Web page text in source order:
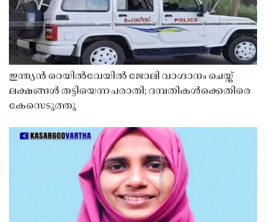
ഇന്ത്യൻ റെയിൽവേയിൽ ജോലി വാഗ്ദാനം ചെയ്ത്
ലക്ഷങ്ങൾ തട്ടിയെന്ന പരാതി; ദമ്പതികൾക്കെതിരെ
കേസെടുത്തു